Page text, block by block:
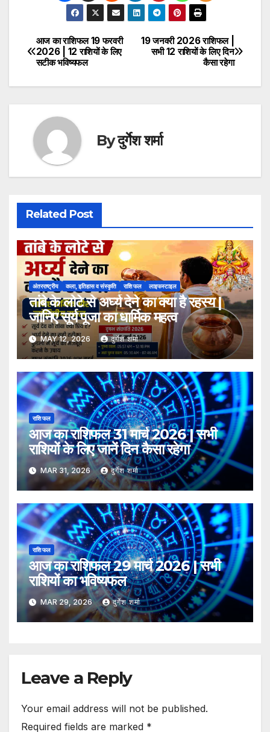
Post
navigation
19 जनवरी 2026 राशिफल |
सभी 12 राशियों के लिए दिन
कैसा रहेगा
आज का राशिफल 19 फरवरी
2026 | 12 राशियों के लिए
सटीक भविष्यफल
Byदुर्गेश शर्मा
Related Post
अंतरराष्ट्रीय कला, इतिहास व संस्कृति राशि फल लाइफस्टाइल
तांबे के लोटे से अर्घ्य देने का क्या है रहस्य |
जानिए सूर्य पूजा का धार्मिक महत्व
MAY 12, 2026 दुर्गेश शर्मा
राशि फल
आज का राशिफल 31 मार्च 2026 | सभी
राशियों के लिए जानें दिन कैसा रहेगा
MAR 31, 2026 दुर्गेश शर्मा
राशि फल
आज का राशिफल 29 मार्च 2026 | सभी
राशियों का भविष्यफल
MAR 29, 2026 दुर्गेश शर्मा
Leave a Reply
Your email address will not be published.
Required fields are marked *